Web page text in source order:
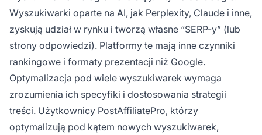
Wyszukiwarki oparte na AI, jak Perplexity, Claude i inne,
zyskują udział w rynku i tworzą własne “SERP-y” (lub
strony odpowiedzi). Platformy te mają inne czynniki
rankingowe i formaty prezentacji niż Google.
Optymalizacja pod wiele wyszukiwarek wymaga
zrozumienia ich specyfiki i dostosowania strategii
treści. Użytkownicy PostAffiliatePro, którzy
optymalizują pod kątem nowych wyszukiwarek,